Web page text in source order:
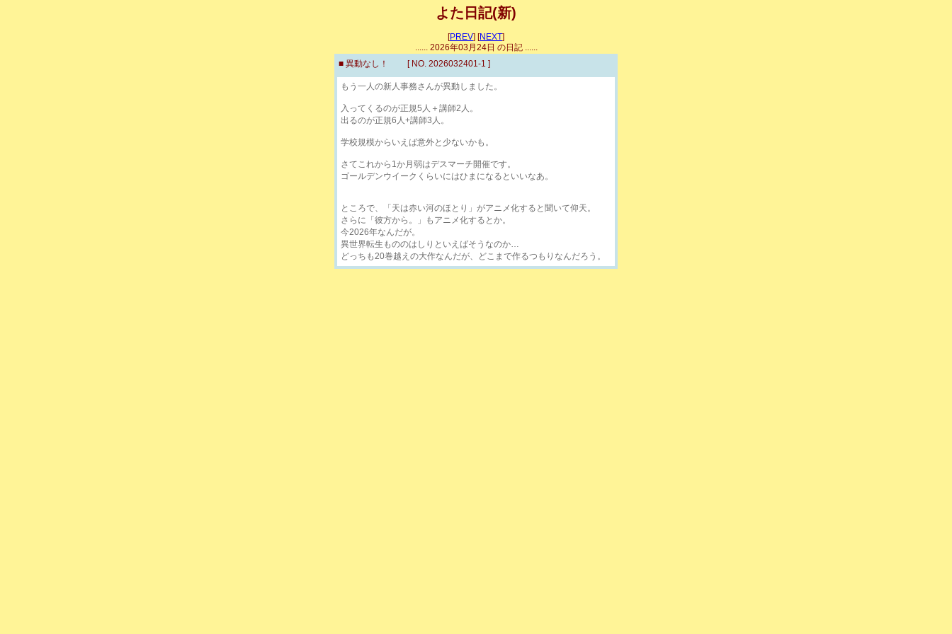
よた日記(新)
[PREV] [NEXT]
...... 2026年03月24日 の日記 ......
■ 異動なし！ [ NO. 2026032401-1 ]
もう一人の新人事務さんが異動しました。
入ってくるのが正規5人＋講師2人。
出るのが正規6人+講師3人。
学校規模からいえば意外と少ないかも。
さてこれから1か月弱はデスマーチ開催です。
ゴールデンウイークくらいにはひまになるといいなあ。
ところで、「天は赤い河のほとり」がアニメ化すると聞いて仰天。
さらに「彼方から。」もアニメ化するとか。
今2026年なんだが。
異世界転生もののはしりといえばそうなのか…
どっちも20巻越えの大作なんだが、どこまで作るつもりなんだろう。